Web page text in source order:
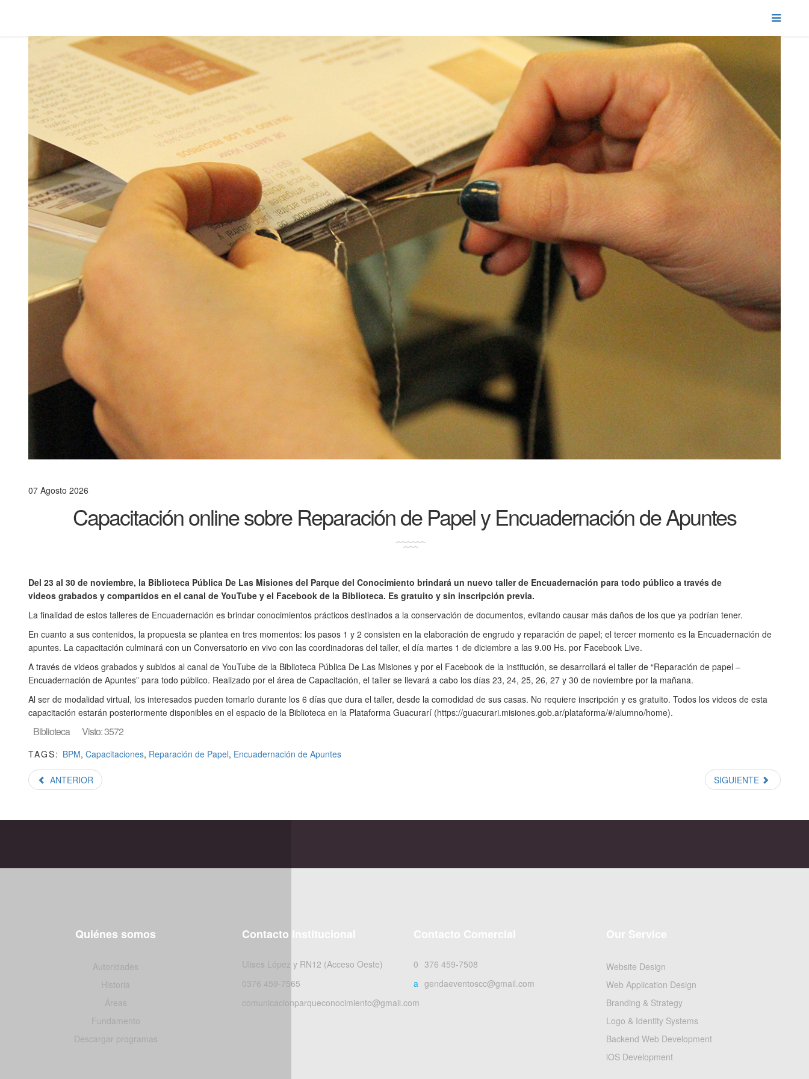
07 Agosto 2026
Capacitación online sobre Reparación de Papel y Encuadernación de Apuntes
Del 23 al 30 de noviembre, la Biblioteca Pública De Las Misiones del Parque del Conocimiento brindará un nuevo taller de Encuadernación para todo público a través de
videos grabados y compartidos en el canal de YouTube y el Facebook de la Biblioteca. Es gratuito y sin inscripción previa.
La finalidad de estos talleres de Encuadernación es brindar conocimientos prácticos destinados a la conservación de documentos, evitando causar más daños de los que ya podrían tener.
En cuanto a sus contenidos, la propuesta se plantea en tres momentos: los pasos 1 y 2 consisten en la elaboración de engrudo y reparación de papel; el tercer momento es la Encuadernación de
apuntes. La capacitación culminará con un Conversatorio en vivo con las coordinadoras del taller, el día martes 1 de diciembre a las 9.00 Hs. por Facebook Live.
A través de videos grabados y subidos al canal de YouTube de la Biblioteca Pública De Las Misiones y por el Facebook de la institución, se desarrollará el taller de “Reparación de papel –
Encuadernación de Apuntes” para todo público. Realizado por el área de Capacitación, el taller se llevará a cabo los días 23, 24, 25, 26, 27 y 30 de noviembre por la mañana.
Al ser de modalidad virtual, los interesados pueden tomarlo durante los 6 días que dura el taller, desde la comodidad de sus casas. No requiere inscripción y es gratuito. Todos los videos de esta
capacitación estarán posteriormente disponibles en el espacio de la Biblioteca en la Plataforma Guacurarí (https://guacurari.misiones.gob.ar/plataforma/#/alumno/home).
Biblioteca Visto: 3572
TAGS: BPM, Capacitaciones, Reparación de Papel, Encuadernación de Apuntes
ANTERIOR SIGUIENTE
Quiénes somos
Autoridades
Historia
Áreas
Fundamento
Descargar programas
Contacto Institucional
Ulises López y RN12 (Acceso Oeste)
0376 459-7565
comunicacionparqueconocimiento@gmail.com
0376 459-7508
agendaeventoscc@gmail.com
Website Design
Web Application Design
Branding & Strategy
Logo & Identity Systems
Backend Web Development
iOS Development